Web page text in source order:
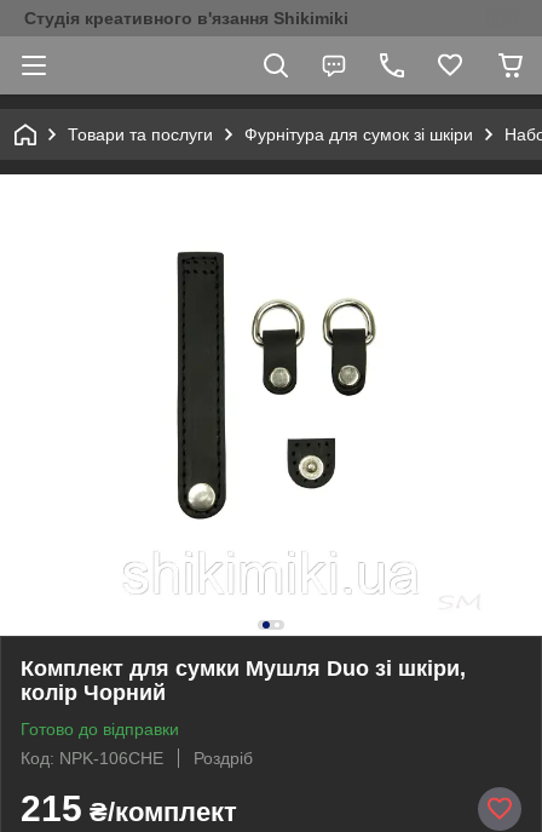
Студія креативного в'язання Shikimiki
Товари та послуги Фурнітура для сумок зі шкіри
Комплект для сумки Мушля Duo зі шкіри,
колір Чорний
Готово до відправки
Код: NPK-106CHE
Роздріб
215 ₴/комплект